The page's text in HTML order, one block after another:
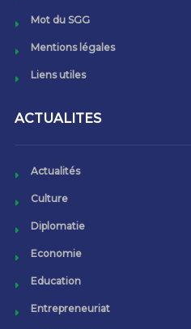
Mot du SGG
Mentions légales
Liens utiles
ACTUALITES
Actualités
Culture
Diplomatie
Economie
Education
Entrepreneuriat